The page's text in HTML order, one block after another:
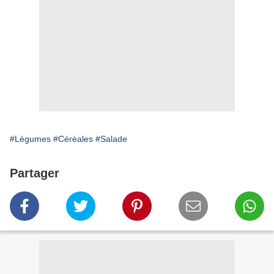
#Légumes #Céréales #Salade
Partager